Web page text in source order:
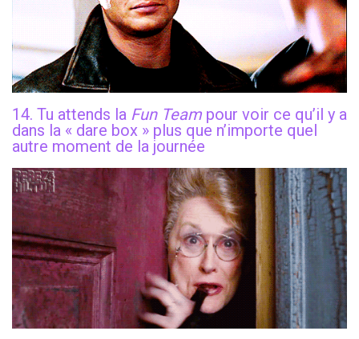
14. Tu attends la Fun Team pour voir ce qu’il y a
dans la « dare box » plus que n’importe quel
autre moment de la journée